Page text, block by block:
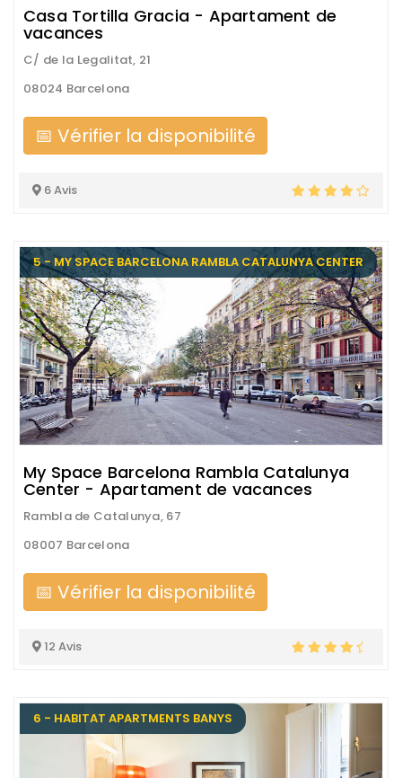
Casa Tortilla Gracia - Apartament de
vacances
C/ de la Legalitat, 21
08024 Barcelona
📅 Vérifier la disponibilité
6 Avis
5 - MY SPACE BARCELONA RAMBLA CATALUNYA CENTER
My Space Barcelona Rambla Catalunya
Center - Apartament de vacances
Rambla de Catalunya, 67
08007 Barcelona
📅 Vérifier la disponibilité
12 Avis
6 - HABITAT APARTMENTS BANYS